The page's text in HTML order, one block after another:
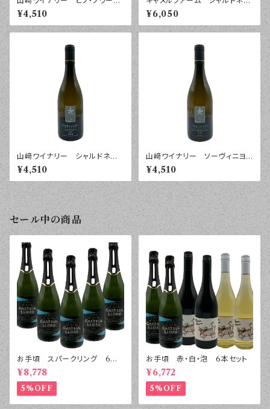
ル 紺 ２０２４年 ７５０ｍｌ
¥4,510
２０２４年 ７５０ｍｌ
¥6,050
山﨑ワイナリー シャルドネ
紺 ２０２５年 ７５０ｍｌ
¥4,510
山﨑ワイナリー ソーヴィニヨ
ン・ブラン フォレスト ２０２５
年 ７５０ｍｌ
¥4,510
セール中の商品
お手頃 スパークリング 6本
セット
¥8,778
5%OFF
お手頃 赤・白・泡 6本セット
¥6,772
5%OFF